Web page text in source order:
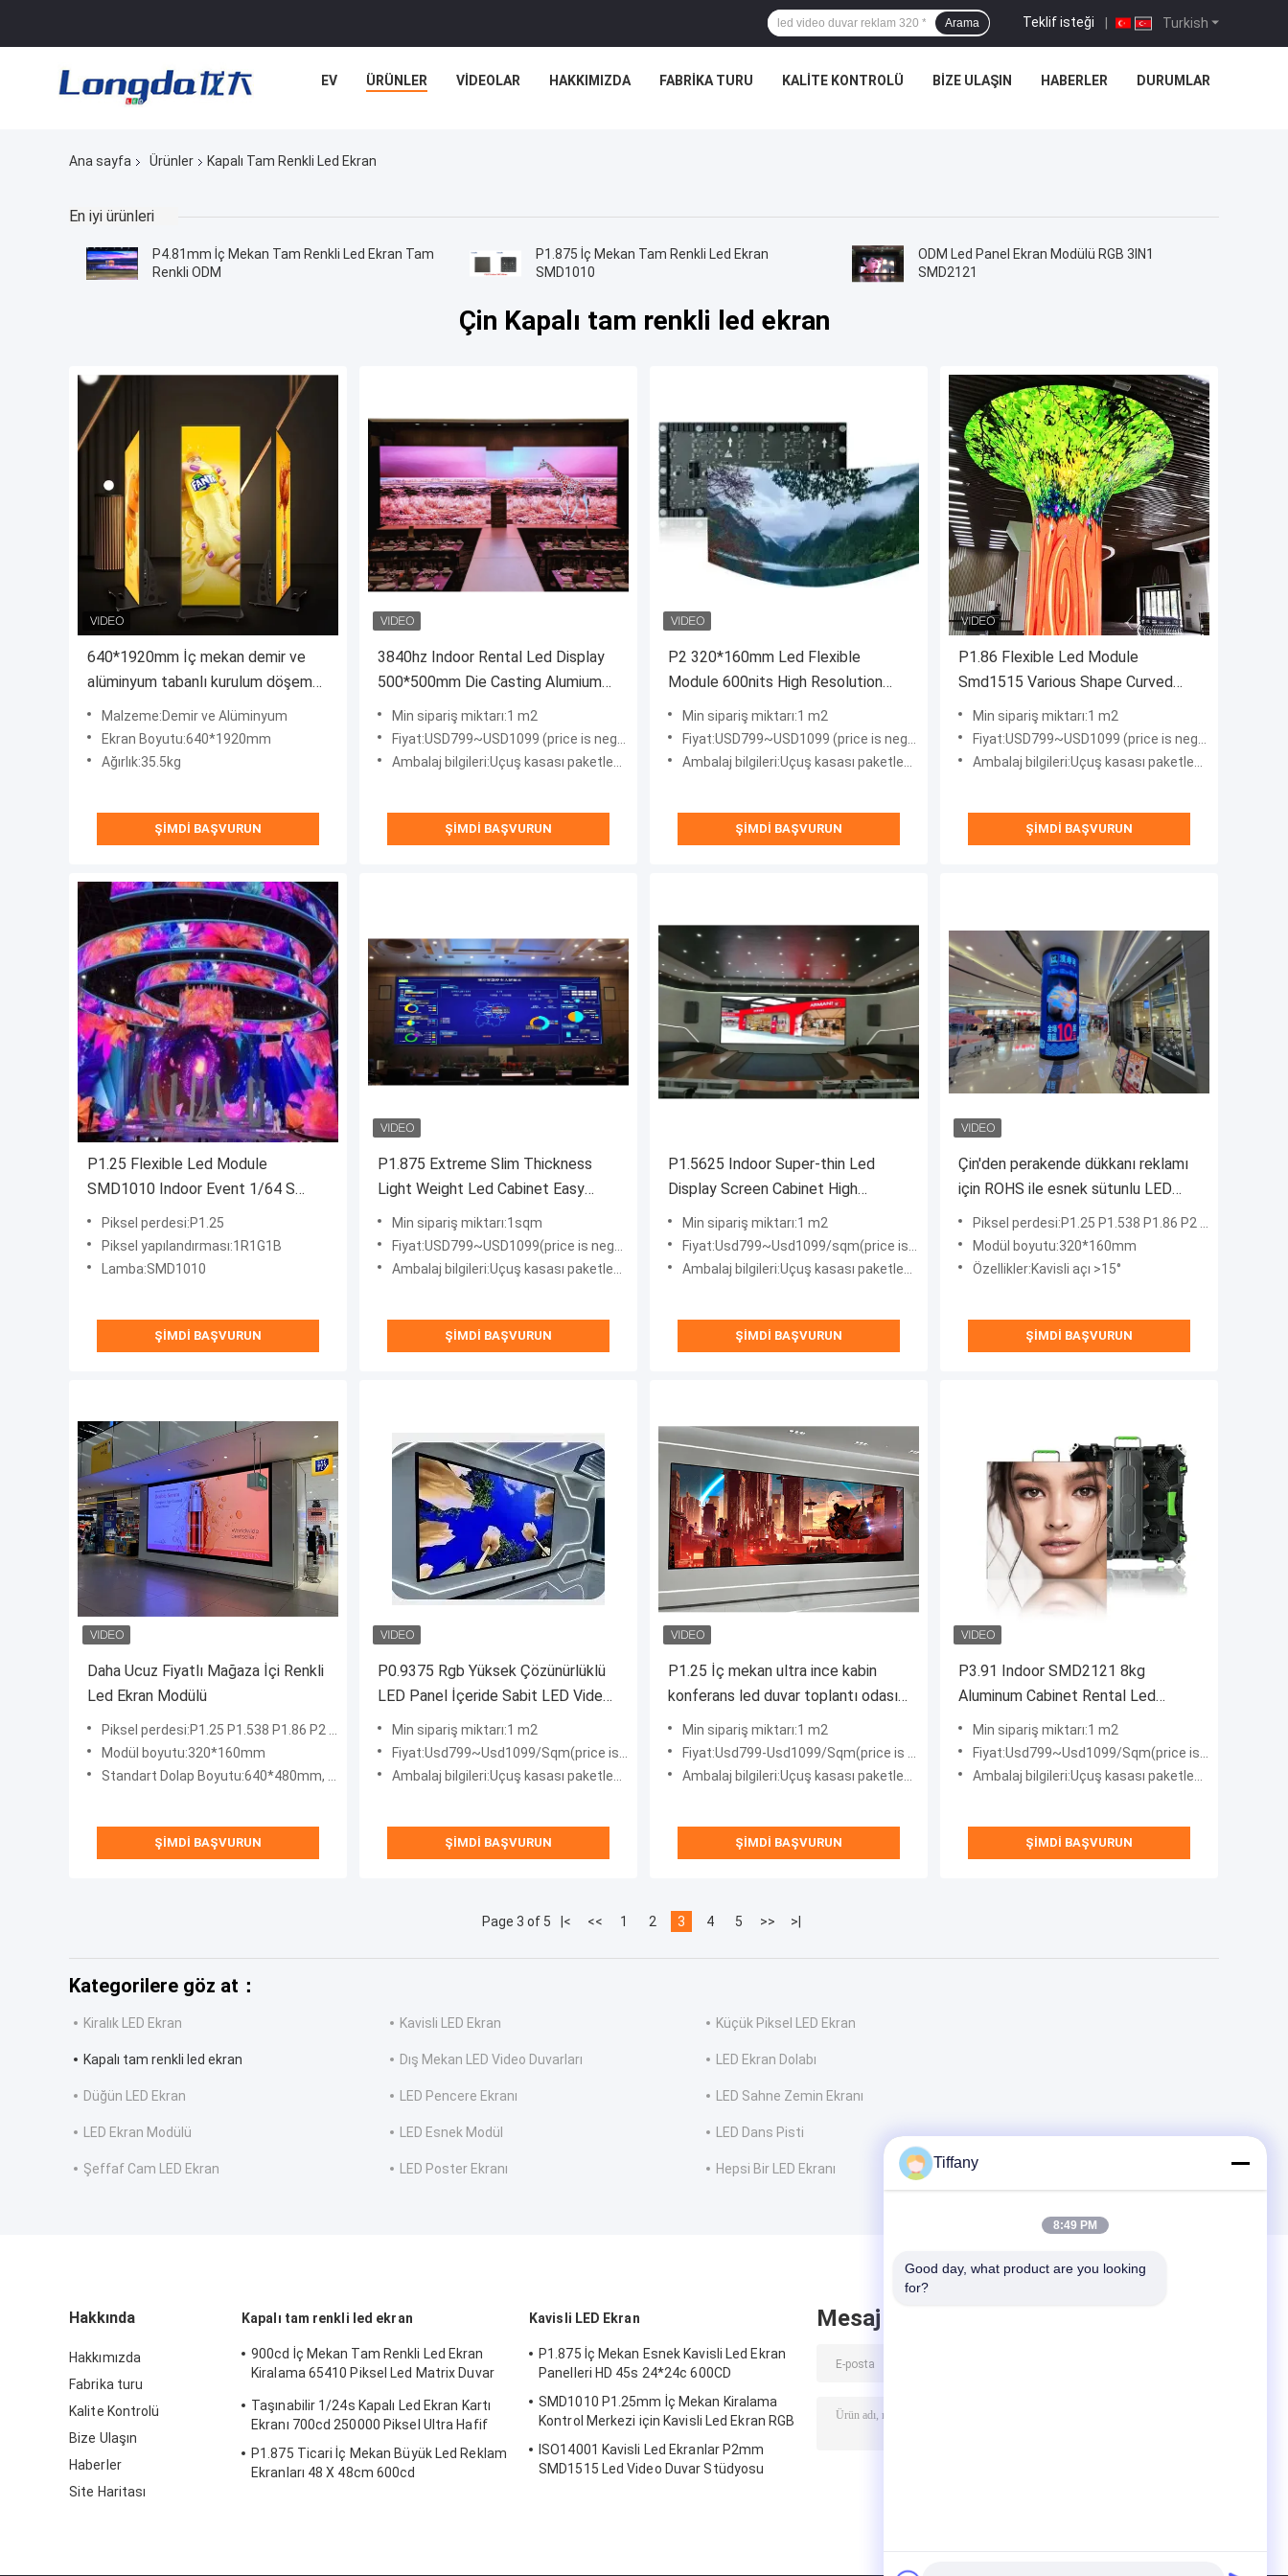
Turkish
Teklif isteği |
Arama
EV ÜRÜNLER VIDEOLAR HAKKIMIZDA FABRIKA TURU KALITE KONTROLÜ BIZE ULAŞIN HABERLER DURUMLAR
Ana sayfa Ürünler Kapalı Tam Renkli Led Ekran
En iyi ürünleri
P4.81mm İç Mekan Tam Renkli Led Ekran Tam
Renkli ODM
P1.875 İç Mekan Tam Renkli Led Ekran
SMD1010
ODM Led Panel Ekran Modülü RGB 3IN1
SMD2121
Çin Kapalı tam renkli led ekran
640*1920mm İç mekan demir ve
alüminyum tabanlı kurulum döşeme
dökme poster ekranı
Malzeme:Demir ve Alüminyum
Ekran Boyutu:640*1920mm
Ağırlık:35.5kg
ŞIMDI BAŞVURUN
3840hz Indoor Rental Led Display
500*500mm Die Casting Alumium
Cabinet 700nits Rgb Led Panels
Min sipariş miktarı:1 m2
Fiyat:USD799~USD1099 (price is negotiable)
Ambalaj bilgileri:Uçuş kasası paketleme veya kontrplak kasa paketleme
ŞIMDI BAŞVURUN
P2 320*160mm Led Flexible
Module 600nits High Resolution
Curved Led Video Wall
Min sipariş miktarı:1 m2
Fiyat:USD799~USD1099 (price is negotiable)
Ambalaj bilgileri:Uçuş kasası paketleme veya kontrplak kasa paketleme
ŞIMDI BAŞVURUN
P1.86 Flexible Led Module
Smd1515 Various Shape Curved
Led Screen
Min sipariş miktarı:1 m2
Fiyat:USD799~USD1099 (price is negotiable)
Ambalaj bilgileri:Uçuş kasası paketleme veya kontrplak kasa paketleme
ŞIMDI BAŞVURUN
P1.25 Flexible Led Module
SMD1010 Indoor Event 1/64 S
Advertising Led Display Screen
Piksel perdesi:P1.25
Piksel yapılandırması:1R1G1B
Lamba:SMD1010
ŞIMDI BAŞVURUN
P1.875 Extreme Slim Thickness
Light Weight Led Cabinet Easy
Installtion Apply For Museum
Display
Min sipariş miktarı:1sqm
Fiyat:USD799~USD1099(price is negotiable)
Ambalaj bilgileri:Uçuş kasası paketleme veya kontrplak kasa paketleme
ŞIMDI BAŞVURUN
P1.5625 Indoor Super-thin Led
Display Screen Cabinet High
Resolution Led Panel
Min sipariş miktarı:1 m2
Fiyat:Usd799~Usd1099/sqm(price is negotiable)
Ambalaj bilgileri:Uçuş kasası paketleme veya kontrplak kasa paketleme
ŞIMDI BAŞVURUN
Çin'den perakende dükkanı reklamı
için ROHS ile esnek sütunlu LED
ekran
Piksel perdesi:P1.25 P1.538 P1.86 P2 P2.5 P3.076 P4
Modül boyutu:320*160mm
Özellikler:Kavisli açı >15°
ŞIMDI BAŞVURUN
Daha Ucuz Fiyatlı Mağaza İçi Renkli
Led Ekran Modülü
Piksel perdesi:P1.25 P1.538 P1.86 P2 P2.5 P3.076 P4
Modül boyutu:320*160mm
Standart Dolap Boyutu:640*480mm, 640*640mm veya Özelleştirme
ŞIMDI BAŞVURUN
P0.9375 Rgb Yüksek Çözünürlüklü
LED Panel İçeride Sabit LED Video
Duvarı
Min sipariş miktarı:1 m2
Fiyat:Usd799~Usd1099/Sqm(price is negotiable)
Ambalaj bilgileri:Uçuş kasası paketleme veya kontrplak kasa paketleme
ŞIMDI BAŞVURUN
P1.25 İç mekan ultra ince kabin
konferans led duvar toplantı odası
led ekran
Min sipariş miktarı:1 m2
Fiyat:Usd799-Usd1099/Sqm(price is negotiable)
Ambalaj bilgileri:Uçuş kasası paketleme veya kontrplak kasa paketleme
ŞIMDI BAŞVURUN
P3.91 Indoor SMD2121 8kg
Aluminum Cabinet Rental Led
Display For Stage
Min sipariş miktarı:1 m2
Fiyat:Usd799~Usd1099/Sqm(price is negotiable）
Ambalaj bilgileri:Uçuş kasası paketleme veya kontrplak kasa paketleme
ŞIMDI BAŞVURUN
Page 3 of 5 |< << 1 2 3 4 5 >> >|
Kategorilere göz at：
Kiralık LED Ekran Kavisli LED Ekran Küçük Piksel LED Ekran
Kapalı tam renkli led ekran Dış Mekan LED Video Duvarları LED Ekran Dolabı
Düğün LED Ekran LED Pencere Ekranı LED Sahne Zemin Ekranı
LED Ekran Modülü LED Esnek Modül LED Dans Pisti
Şeffaf Cam LED Ekran LED Poster Ekranı Hepsi Bir LED Ekranı
Hakkında
Hakkımızda
Fabrika turu
Kalite Kontrolü
Bize Ulaşın
Haberler
Site Haritası
Kapalı tam renkli led ekran
900cd İç Mekan Tam Renkli Led Ekran
Kiralama 65410 Piksel Led Matrix Duvar
Taşınabilir 1/24s Kapalı Led Ekran Kartı
Ekranı 700cd 250000 Piksel Ultra Hafif
P1.875 Ticari İç Mekan Büyük Led Reklam
Ekranları 48 X 48cm 600cd
Kavisli LED Ekran
P1.875 İç Mekan Esnek Kavisli Led Ekran
Panelleri HD 45s 24*24c 600CD
SMD1010 P1.25mm İç Mekan Kiralama
Kontrol Merkezi için Kavisli Led Ekran RGB
ISO14001 Kavisli Led Ekranlar P2mm
SMD1515 Led Video Duvar Stüdyosu
Mesaj bırak
Tiffany
8:49 PM
Good day, what product are you looking
for?